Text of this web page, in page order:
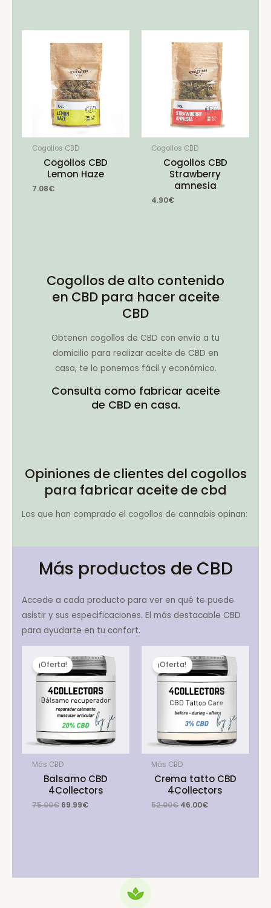
Cogollos CBD
Cogollos CBD
Lemon Haze
7.08€
Cogollos CBD
Cogollos CBD
Strawberry
amnesia
4.90€
Cogollos de alto contenido
en CBD para hacer aceite
CBD
Obtenen cogollos de CBD con envío a tu
domicilio para realizar aceite de CBD en
casa, te lo ponemos fácil y económico.
Consulta como fabricar aceite
de CBD en casa.
Opiniones de clientes del cogollos
para fabricar aceite de cbd
Los que han comprado el cogollos de cannabis opinan:
Más productos de CBD
Accede a cada producto para ver en qué te puede
asistir y sus especificaciones. El más destacable CBD
para ayudarte en tu confort.
¡Oferta!
Más CBD
Balsamo CBD
4Collectors
75.00€ Original
69.99€Current
¡Oferta!
Más CBD
Crema tatto CBD
4Collectors
52.00€ Original
46.00€Current